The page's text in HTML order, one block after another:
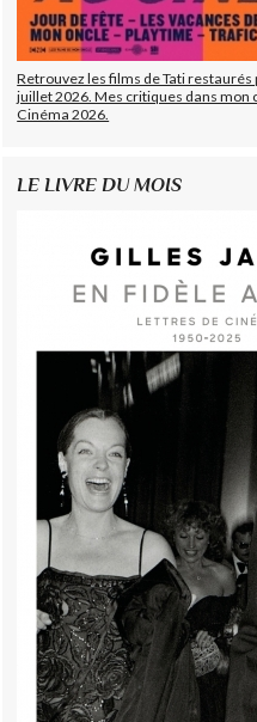
Retrouvez les films de Tati
juillet 2026. Mes critiques dans mon
Cinéma 2026.
LE LIVRE DU MOIS